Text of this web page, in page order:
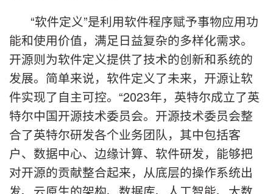
“软件定义”是利用软件程序赋予事物应用功
能和使用价值，满足日益复杂的多样化需求。
开源则为软件定义提供了技术的创新和系统的
发展。简单来说，软件定义了未来，开源让软
件实现了自主可控。“2023年，英特尔成立了英
特尔中国开源技术委员会。开源技术委员会整
合了英特尔研发各个业务团队，其中包括客
户、数据中心、边缘计算、软件研发，能够把
对开源的贡献整合起来，从底层的操作系统出